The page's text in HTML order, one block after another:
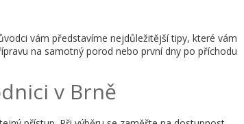
vám představíme nejdůležitější tipy, které vám
na samotný porod nebo první dny po příchodu
v Brně